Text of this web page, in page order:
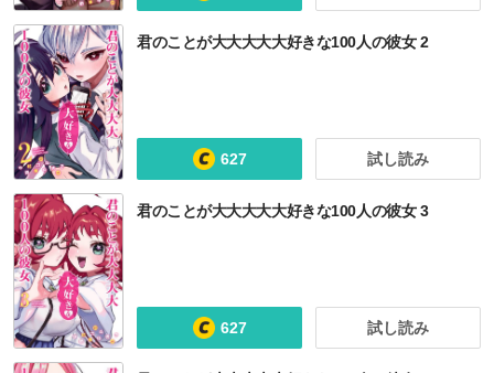
心の声が漏れやすいメイドさん 源君物語
君のことが大大大大大好きな100人の彼女 2
627 試し読み
君のことが大大大大大好きな100人の彼女 3
627 試し読み